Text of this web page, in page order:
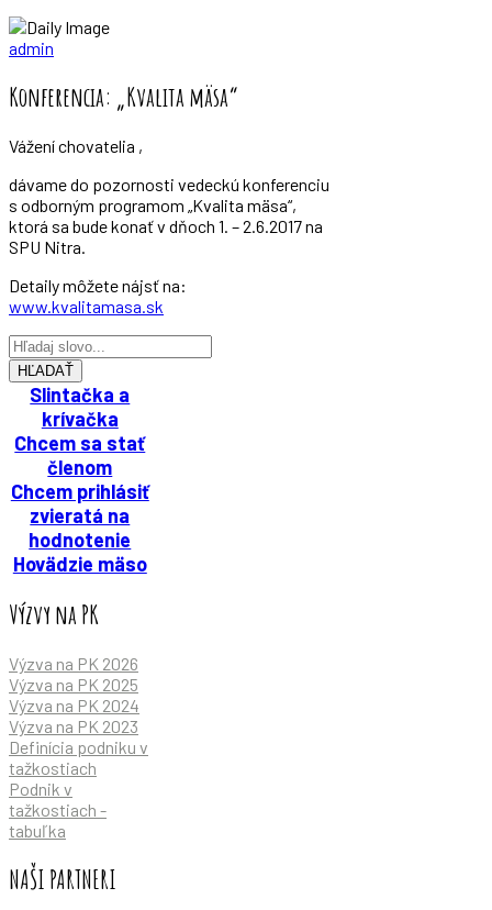
admin
Konferencia: „Kvalita mäsa“
Vážení chovatelia ,
dávame do pozornosti vedeckú konferenciu
s odborným programom „Kvalita mäsa“,
ktorá sa bude konať v dňoch 1. – 2.6.2017 na
SPU Nitra.
Detaily môžete nájsť na:
www.kvalitamasa.sk
HĽADAŤ
Slintačka a
krívačka
Chcem sa stať
členom
Chcem prihlásiť
zvieratá na
hodnotenie
Hovädzie mäso
Výzvy na PK
Výzva na PK 2026
Výzva na PK 2025
Výzva na PK 2024
Výzva na PK 2023
Definícia podniku v
tažkostiach
Podnik v
tažkostiach -
tabuľka
NAŠI PARTNERI